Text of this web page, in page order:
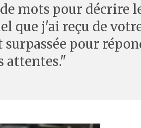
de mots pour décrire
que j'ai reçu de
surpassée pour
attentes."